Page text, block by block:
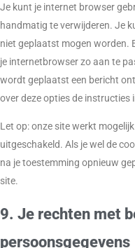
Je kunt je internet browser
handmatig te verwijderen. Je
niet geplaatst mogen worden.
je internetbrowser zo aan te
wordt geplaatst een bericht
over deze opties de instructies
Let op: onze site werkt
uitgeschakeld. Als je wel de
na je toestemming opnieuw
site.
9. Je rechten met
persoonsgegevens